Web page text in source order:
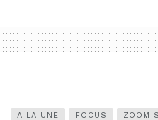
A LA UNE FOCUS ZOOM